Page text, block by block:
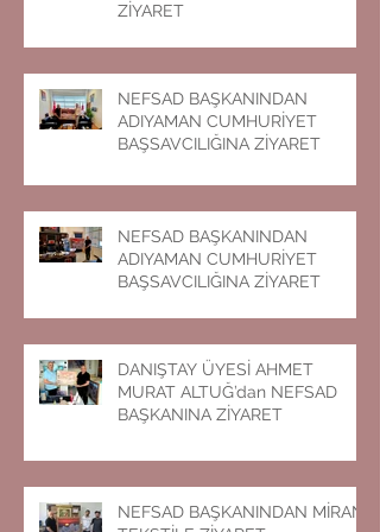
ZİYARET
NEFSAD BAŞKANINDAN
ADIYAMAN CUMHURİYET
BAŞSAVCILIĞINA ZİYARET
NEFSAD BAŞKANINDAN
ADIYAMAN CUMHURİYET
BAŞSAVCILIĞINA ZİYARET
DANIŞTAY ÜYESİ AHMET
MURAT ALTUĞ’dan NEFSAD
BAŞKANINA ZİYARET
NEFSAD BAŞKANINDAN MİRAN